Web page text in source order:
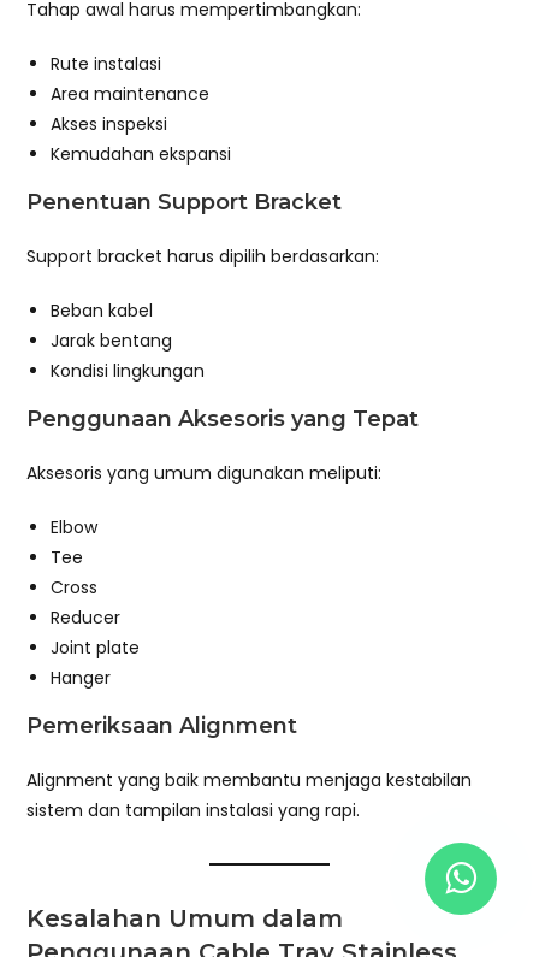
Tahap awal harus mempertimbangkan:
Rute instalasi
Area maintenance
Akses inspeksi
Kemudahan ekspansi
Penentuan Support Bracket
Support bracket harus dipilih berdasarkan:
Beban kabel
Jarak bentang
Kondisi lingkungan
Penggunaan Aksesoris yang Tepat
Aksesoris yang umum digunakan meliputi:
Elbow
Tee
Cross
Reducer
Joint plate
Hanger
Pemeriksaan Alignment
Alignment yang baik membantu menjaga kestabilan
sistem dan tampilan instalasi yang rapi.
Kesalahan Umum dalam